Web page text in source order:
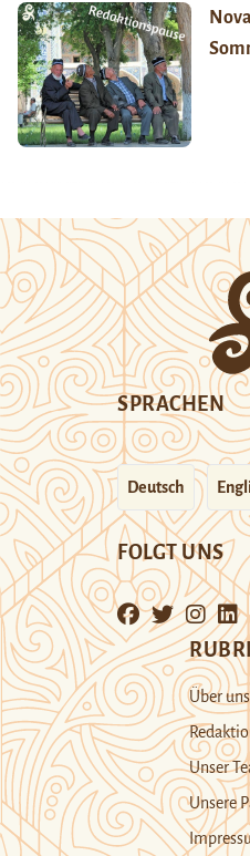
SPRACHEN
Deutsch
FOLGT UNS
Über uns
Unser
Unsere